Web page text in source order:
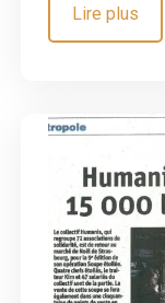
Lire plus